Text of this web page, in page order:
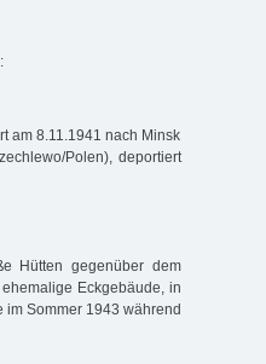
:
am 8.11.1941 nach Minsk
Polen), deportiert
Hütten gegenüber dem
Eckgebäude, in
im Sommer 1943 während